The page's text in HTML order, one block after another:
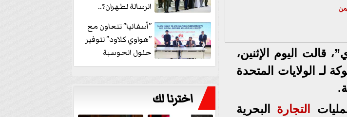
قالت اليوم الإثنين،
لـ الولايات المتحدة
التجارة البحرية
الرسالة لطهران؟..
”ماعت جروب” تُجيب؟
|...
”أسفاليا” تتعاون مع
”هواوي كلاود” لتوفير
حلول الحوسبة
السحابية والأمن
اخترنا لك